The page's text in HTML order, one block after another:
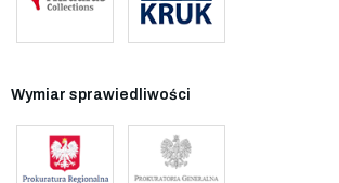
Wymiar sprawiedliwości